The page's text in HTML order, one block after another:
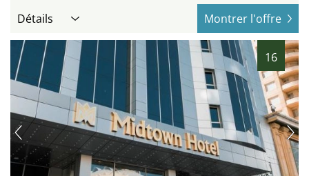
Détails Montrer l'offre
16